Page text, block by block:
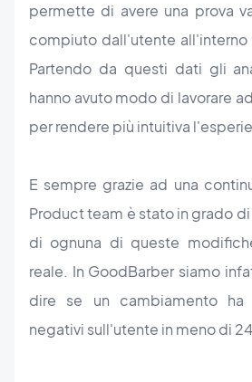
permette di avere una prova
compiuto dall'utente
Partendo da questi dati gli
hanno avuto modo di lavorare
per rendere più intuitiva
E sempre grazie ad una
Product team è stato in grado
di ognuna di queste
reale. In GoodBarber siamo
dire se un cambiamento
negativi sull'utente in meno di